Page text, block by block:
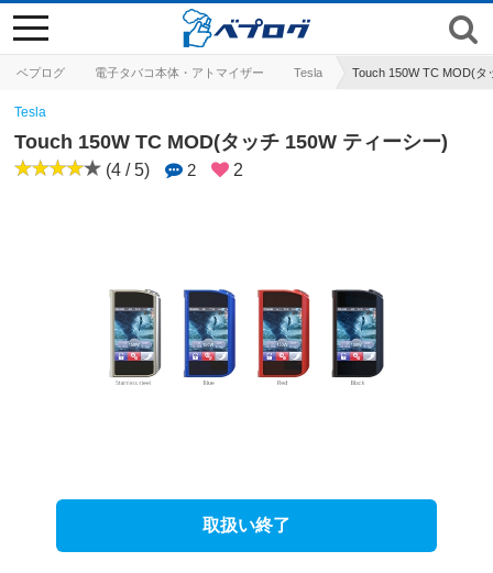
ベプログ 電子タバコ本体・アトマイザー Tesla Touch 150W TC MOD(タ
toggle
navigation
Tesla
Touch 150W TC MOD(タッチ 150W ティーシー)
(4 / 5) 2 2
取扱い終了